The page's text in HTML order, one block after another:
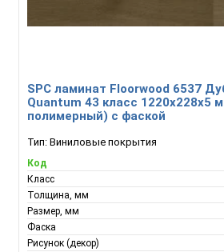
SPC ламинат Floorwood 6537
Quantum 43 класс 1220х228х5
полимерный) с фаской
Тип: Виниловые покрытия
Код
Класс
Толщина, мм
Размер, мм
Фаска
Рисунок (декор)